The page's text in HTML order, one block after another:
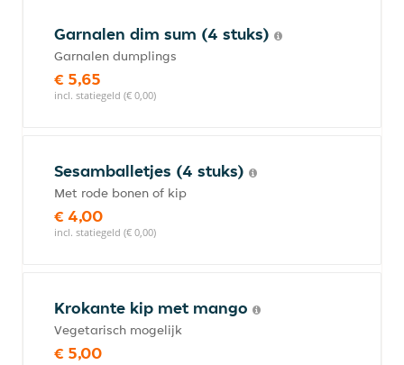
Garnalen dim sum (4 stuks)
Garnalen dumplings
€ 5,65
incl. statiegeld (€ 0,00)
Sesamballetjes (4 stuks)
Met rode bonen of kip
€ 4,00
incl. statiegeld (€ 0,00)
Krokante kip met mango
Vegetarisch mogelijk
€ 5,00